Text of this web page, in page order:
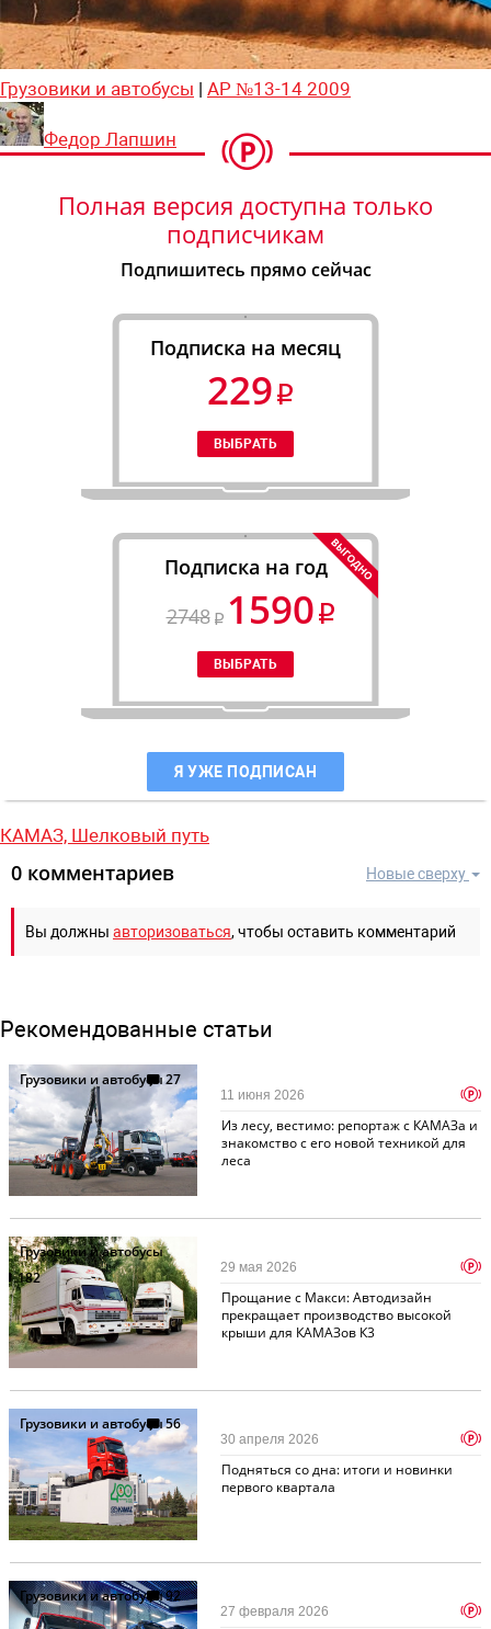
Грузовики и автобусы | АР №13-14 2009
Федор Лапшин
Полная версия доступна только
подписчикам
Подпишитесь прямо сейчас
Подписка на месяц
229
Подписка на год
2748
1590
Я УЖЕ ПОДПИСАН
КАМАЗ, Шелковый путь
Новые сверху
0 комментариев
Вы должны авторизоваться, чтобы оставить комментарий
Рекомендованные статьи
Грузовики и автобусы27
Из лесу, вестимо: репортаж с КАМАЗа и
знакомство с его новой техникой для
леса
11 июня 2026 p
Грузовики и автобусы
182
Прощание с Макси: Автодизайн
прекращает производство высокой
крыши для КАМАЗов К3
29 мая 2026 p
Грузовики и автобусы56
Подняться со дна: итоги и новинки
первого квартала
30 апреля 2026 p
Грузовики и автобусы92
27 февраля 2026 p